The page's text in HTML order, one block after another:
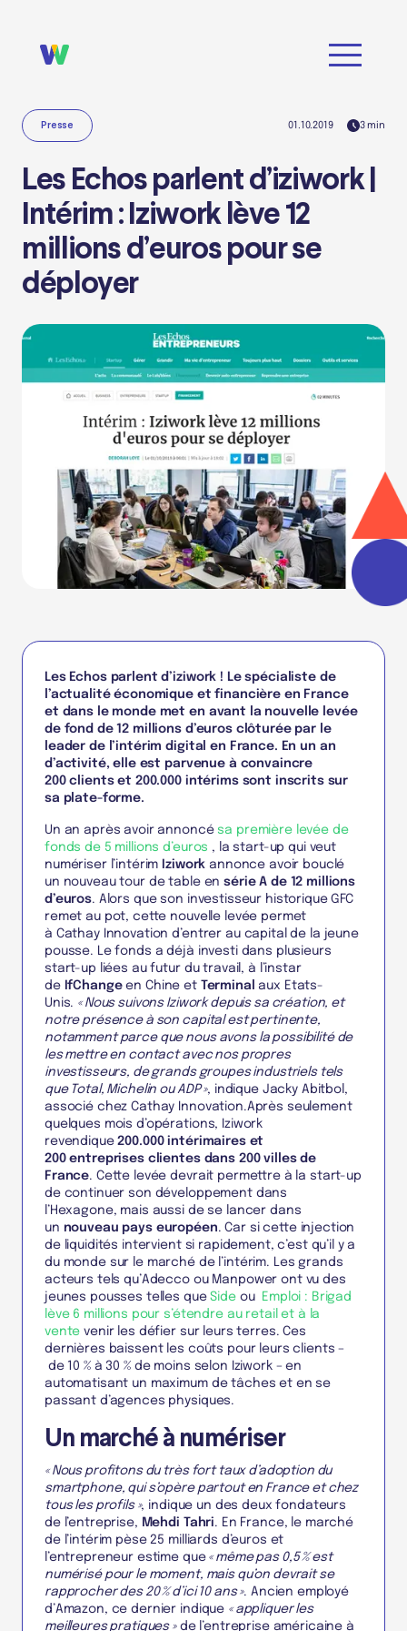
Presse 01.10.2019 3min
Les Echos parlent d’iziwork |
Intérim : Iziwork lève 12
millions d’euros pour se
déployer
Les Echos parlent d’iziwork ! Le spécialiste de
l’actualité économique et financière en France
et dans le monde met en avant la nouvelle levée
de fond de 12 millions d’euros clôturée par le
leader de l’intérim digital en France. En un an
d’activité, elle est parvenue à convaincre
200 clients et 200.000 intérims sont inscrits sur
sa plate-forme.
Un an après avoir annoncé sa première levée de
fonds de 5 millions d’euros , la start-up qui veut
numériser l’intérim Iziwork annonce avoir bouclé
un nouveau tour de table en série A de 12 millions
d’euros. Alors que son investisseur historique GFC
remet au pot, cette nouvelle levée permet
à Cathay Innovation d’entrer au capital de la jeune
pousse. Le fonds a déjà investi dans plusieurs
start-up liées au futur du travail, à l’instar
de IfChangeen Chine et Terminal
aux Etats-
Unis. « Nous suivons Iziwork depuis sa création, et
notre présence à son capital est pertinente,
notamment parce que nous avons la possibilité de
les mettre en contact avec nos propres
investisseurs, de grands groupes industriels tels
que Total, Michelin ou ADP », indique Jacky Abitbol,
associé chez Cathay Innovation.Après seulement
quelques mois d’opérations, Iziwork
revendique200.000 intérimaires et
200 entreprises clientes dans 200 villes de
France. Cette levée devrait permettre à la start-up
de continuer son développement dans
l’Hexagone, mais aussi de se lancer dans
un nouveau pays européen. Car si cette injection
de liquidités intervient si rapidement, c’est qu’il y a
du monde sur le marché de l’intérim. Les grands
acteurs tels qu’Adecco ou Manpower ont vu des
jeunes pousses telles queSideou
Emploi : Brigad
lève 6 millions pour s’étendre au retail et à la
vente venir les défier sur leurs terres. Ces
dernières baissent les coûts pour leurs clients –
de 10 % à 30 % de moins selon Iziwork – en
automatisant un maximum de tâches et en se
passant d’agences physiques.
Un marché à numériser
« Nous profitons du très fort taux d’adoption du
smartphone, qui s’opère partout en France et chez
tous les profils », indique un des deux fondateurs
de l’entreprise, Mehdi Tahri. En France, le marché
de l’intérim pèse 25 milliards d’euros et
l’entrepreneur estime que« même pas 0,5 % est
numérisé pour le moment, mais qu’on devrait se
rapprocher des 20 % d’ici 10 ans ». Ancien employé
d’Amazon, ce dernier indique « appliquer les
meilleures pratiques »de l’entreprise américaine à